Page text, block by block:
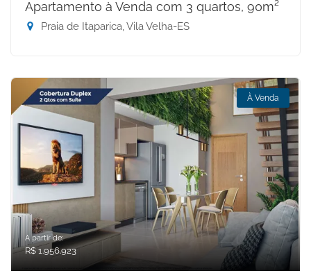
Apartamento à Venda com 3 quartos, 90m²
Praia de Itaparica, Vila Velha-ES
À Venda
A partir de:
R$ 1.956.923